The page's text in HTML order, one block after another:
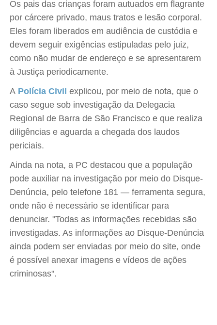
Os pais das crianças foram autuados em flagrante
por cárcere privado, maus tratos e lesão corporal.
Eles foram liberados em audiência de custódia e
devem seguir exigências estipuladas pelo juiz,
como não mudar de endereço e se apresentarem
à Justiça periodicamente.
A Polícia Civil explicou, por meio de nota, que o
caso segue sob investigação da Delegacia
Regional de Barra de São Francisco e que realiza
diligências e aguarda a chegada dos laudos
periciais.
Ainda na nota, a PC destacou que a população
pode auxiliar na investigação por meio do Disque-
Denúncia, pelo telefone 181 — ferramenta segura,
onde não é necessário se identificar para
denunciar. "Todas as informações recebidas são
investigadas. As informações ao Disque-Denúncia
ainda podem ser enviadas por meio do site, onde
é possível anexar imagens e vídeos de ações
criminosas".